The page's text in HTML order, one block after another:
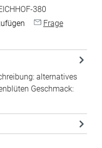
380
Frage
alternatives
Geschmack: